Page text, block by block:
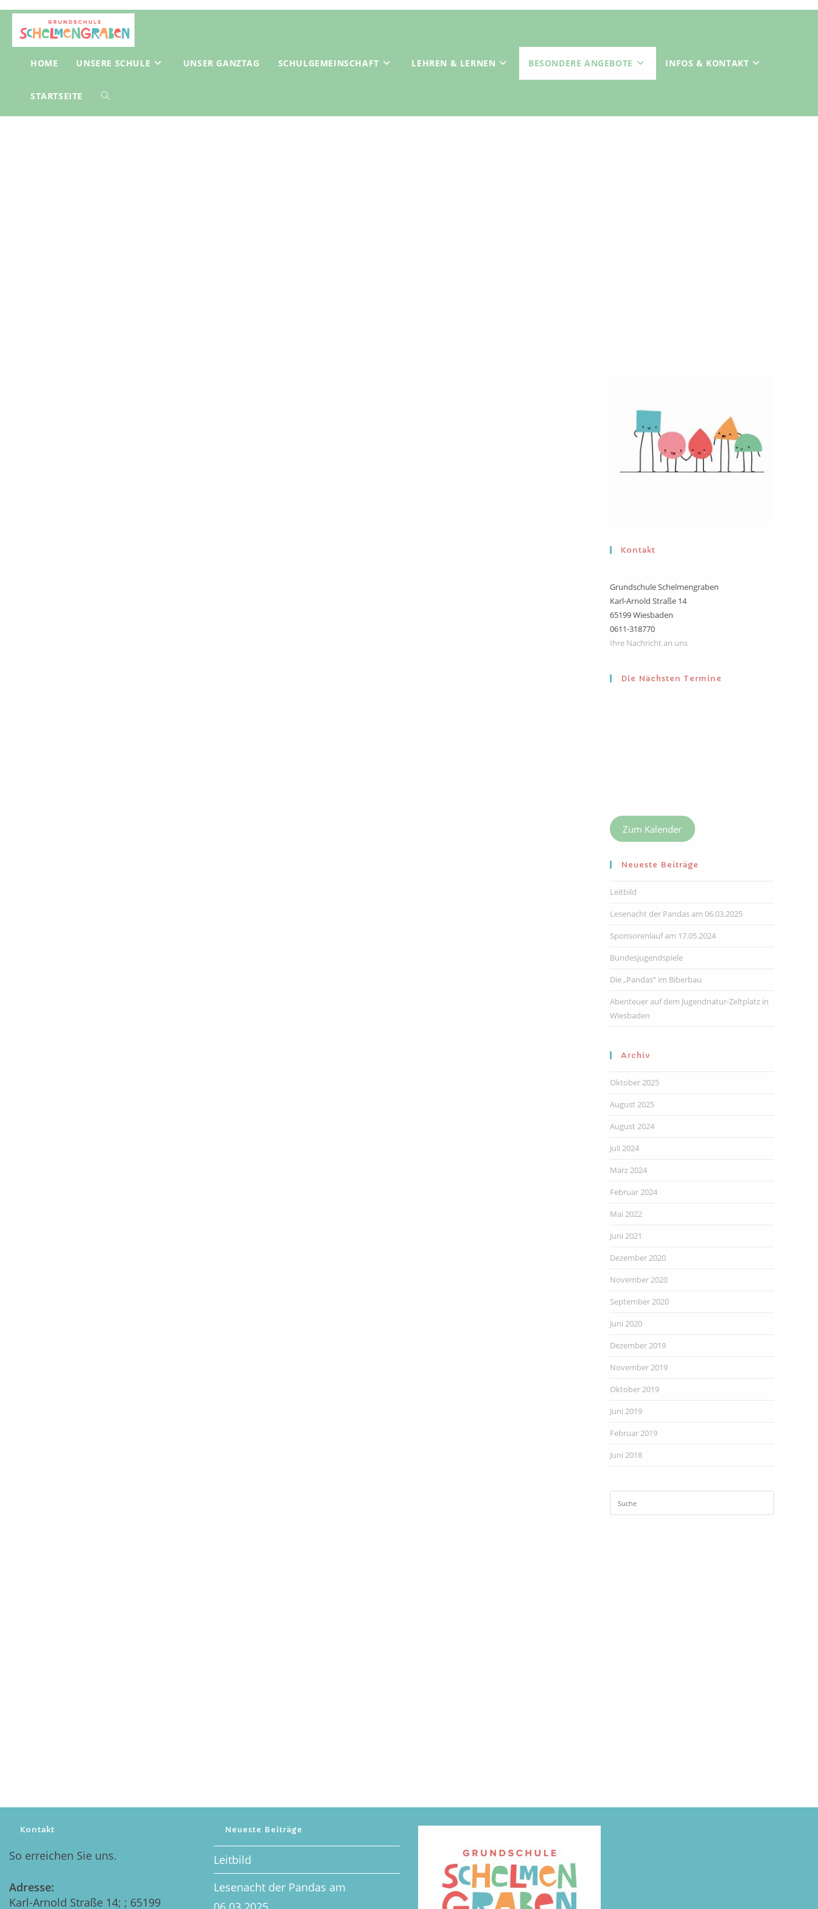
Zum
springen
HOME UNSERE SCHULE UNSER GANZTAG SCHULGEMEINSCHAFT LEHREN & LERNEN BESONDERE ANGEBOTE INFOS & KONTAKT
STARTSEITE TOGGLE
Kontakt
Grundschule Schelmengraben
Karl-Arnold Straße 14
65199 Wiesbaden
0611-318770
Ihre Nachricht an uns
Die Nächsten Termine
Zum Kalender
Neueste Beiträge
Leitbild
Lesenacht der Pandas am 06.03.2025
Sponsorenlauf am 17.05.2024
Bundesjugendspiele
Die „Pandas“ im Biberbau
Abenteuer auf dem Jugendnatur-Zeltplatz in
Wiesbaden
Archiv
Oktober 2025
August 2025
August 2024
Juli 2024
März 2024
Februar 2024
Mai 2022
Juni 2021
Dezember 2020
November 2020
September 2020
Juni 2020
Dezember 2019
November 2019
Oktober 2019
Juni 2019
Februar 2019
Juni 2018
Kontakt
So erreichen Sie uns.
Adresse:
Karl-Arnold Straße 14; ; 65199
Neueste Beiträge
Leitbild
Lesenacht der Pandas am